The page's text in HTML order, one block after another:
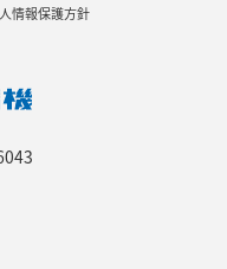
情報保護方針